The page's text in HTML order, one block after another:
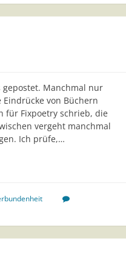
gepostet. Manchmal nur
von Büchern
für Fixpoetry schrieb, die
vergeht manchmal
Ich prüfe,…